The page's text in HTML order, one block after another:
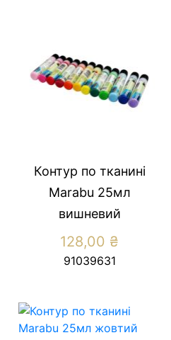
Контур по тканині
Marabu 25мл
вишневий
128,00 ₴
91039631